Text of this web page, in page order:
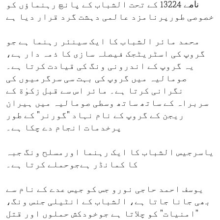
نامے 13224 کے تحت الشباب کے پانچ رہنماؤں کو
خصوصی طورپرنامزد عالمی دہشت گرد قرار دیا ہے
محمد مائر الشباب کا ایک سینئر رہنما ہے جو
گروپ کی اسٹریٹجک فیصلہ سازی کا ذمہ دار ہے،
یہ گروپ کے اندرونی ونگ کی قیادت کرتا ہے۔
صومالیہ میں گروپ کی بہت سی سرگرمیوں کی
نگرانی کرتا ہے۔ مائر اس سے قبل زكوٰة کے
سربراہ کے ساتھ ساتھ وسطی صومالیہ میں ہیران
ریجن کے گروپ کے نام نہاد "گورنر" کے طور
پرخدمات انجام دے چکا ہے۔
یاسرجیس الشباب کا ایک رہنما اورمسلح ونگ جبہ
کا کمانڈر ہےجوحملے کرتا ہے۔
یوسف احمد حاجی نورو جس کو جیس عدے کے نام سے
بھی جانا جاتا ہے، الشباب کے انٹیلی جنس ونگ،
"امنیات" کو چلاتا ہے جوخودکش حملوں اور قتل